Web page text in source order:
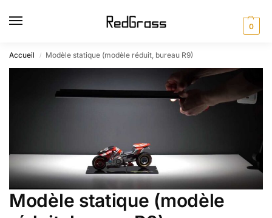
0
Accueil / Modèle statique (modèle réduit, bureau R9)
Modèle statique (modèle